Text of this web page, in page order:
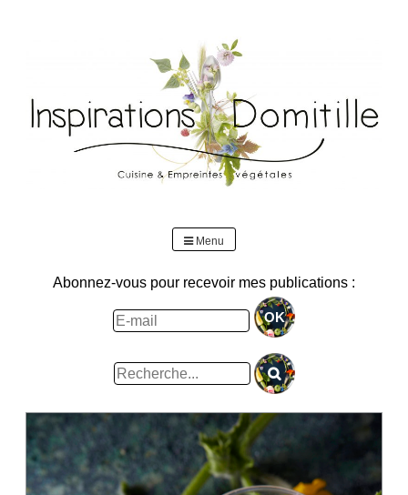
Skip
to
content
Menu
Abonnez-vous pour recevoir mes publications :
Rechercher
: